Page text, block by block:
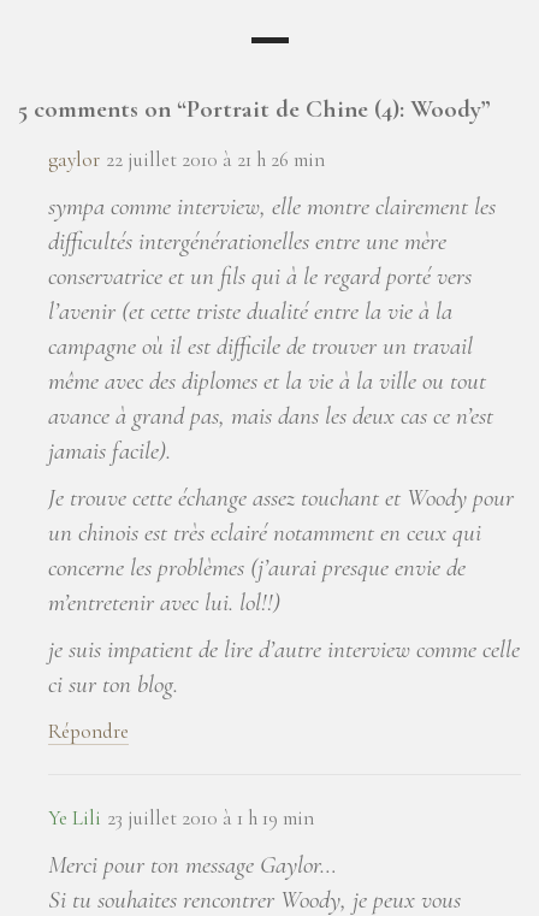
5 comments on “Portrait de Chine (4): Woody”
gaylor 22 juillet 2010 à 21 h 26 min
sympa comme interview, elle montre clairement les
difficultés intergénérationelles entre une mère
conservatrice et un fils qui à le regard porté vers
l’avenir (et cette triste dualité entre la vie à la
campagne où il est difficile de trouver un travail
même avec des diplomes et la vie à la ville ou tout
avance à grand pas, mais dans les deux cas ce n’est
jamais facile).
Je trouve cette échange assez touchant et Woody pour
un chinois est très eclairé notamment en ceux qui
concerne les problèmes (j’aurai presque envie de
m’entretenir avec lui. lol!!)
je suis impatient de lire d’autre interview comme celle
ci sur ton blog.
Répondre
Ye Lili 23 juillet 2010 à 1 h 19 min
Merci pour ton message Gaylor…
Si tu souhaites rencontrer Woody, je peux vous